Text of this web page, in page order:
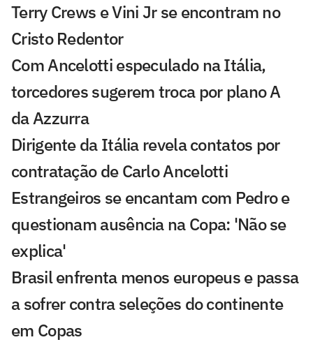
Terry Crews e Vini Jr se encontram no
Cristo Redentor
Com Ancelotti especulado na Itália,
torcedores sugerem troca por plano A
da Azzurra
Dirigente da Itália revela contatos por
contratação de Carlo Ancelotti
Estrangeiros se encantam com Pedro e
questionam ausência na Copa: 'Não se
explica'
Brasil enfrenta menos europeus e passa
a sofrer contra seleções do continente
em Copas